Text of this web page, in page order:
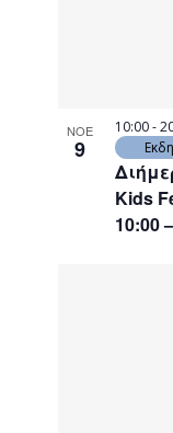
ΝΟΕ
9
Kids
10:00
10:00-